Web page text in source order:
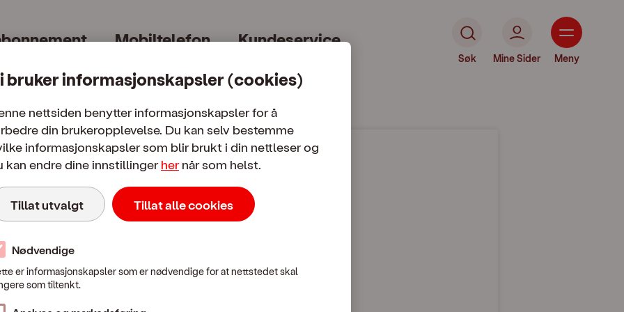
Mobiltelefon Kundeservice
Søk Mine Sider Meny
Mobilpriser
Mobilpriser når du ringer eller sender SMS / MMS til utlandet
bruker informasjonskapsler (cookies)
nettsiden benytter informasjonskapsler for å
din brukeropplevelse. Du kan selv bestemme
informasjonskapsler som blir brukt i din nettleser og
kan endre dine innstillinger her når som helst.
Tillat utvalgt Tillat alle cookies
Nødvendige
er informasjonskapsler som er nødvendige for at nettstedet skal
som tiltenkt.